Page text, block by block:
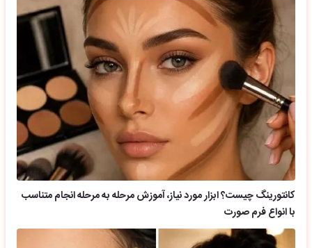
کانتورینگ چیست؟ ابزار مورد نیاز، آموزش مرحله به مرحله انجام متناسب
با انواع فرم صورت